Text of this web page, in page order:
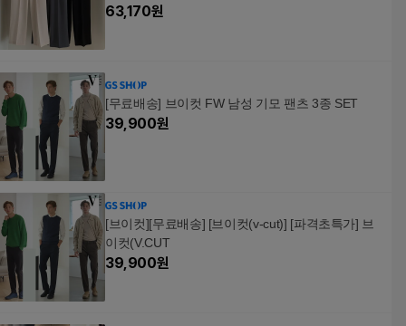
63,170원
[무료배송] 브이컷 FW 남성 기모 팬츠 3종 SET
39,900원
[브이컷][무료배송] [브이컷(v-cut)] [파격초특가] 브
이컷(V.CUT
39,900원